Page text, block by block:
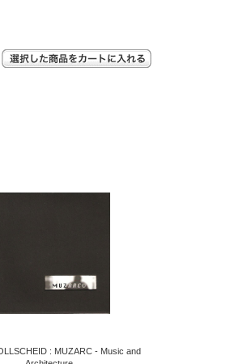
: MUZARC - Music and